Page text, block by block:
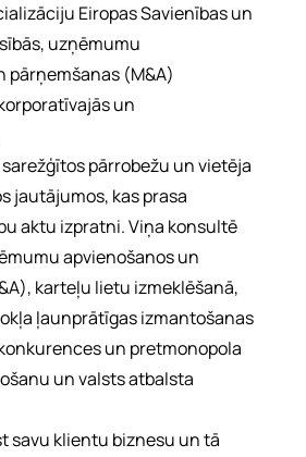
Eiropas Savienības un
uzņēmumu
pārņemšanas (M&A)
un
pārrobežu un vietēja
jautājumos, kas prasa
aktu izpratni. Viņa konsultē
apvienošanos un
karteļu lietu izmeklēšanā,
ļaunprātīgas izmantošanas
un pretmonopola
un valsts atbalsta
savu klientu biznesu un tā